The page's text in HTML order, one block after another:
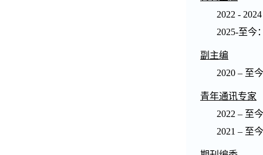
2022 - 2024
2025-至今
副主编
2020 – 至
青年通讯专家
2022 – 至
2021 – 至